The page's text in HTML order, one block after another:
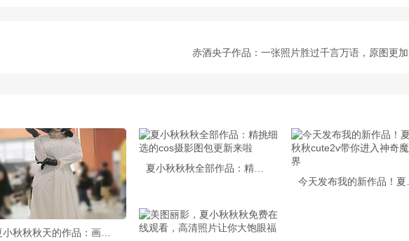
赤酒央子作品：一张照片胜过千言万语，原图更
夏小秋秋秋全部作品：精挑细选的cos摄影图包更新来啦